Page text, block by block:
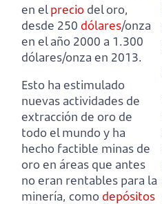
en elprecio del oro,
desde 250 dólares/onza
en el año 2000 a 1.300
dólares/onza en 2013.
Esto ha estimulado
nuevas actividades de
extracción de oro de
todo el mundo y ha
hecho factible minas de
oro en áreas que antes
no eran rentables para la
minería, como depósitos